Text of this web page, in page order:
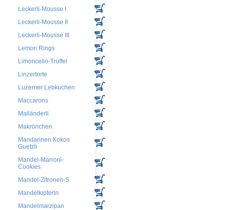
Leckerli-Mousse I
Leckerli-Mousse II
Leckerli-Mousse III
Lemon Rings
Limoncello-Trüffel
Linzertorte
Luzerner Lebkuchen
Maccarons
Mailänderli
Makrönchen
Mandarinen Kokos
Guetzli
Mandel-Marroni-
Cookies
Mandel-Zitronen-S
Mandelkipferln
Mandelmarzipan